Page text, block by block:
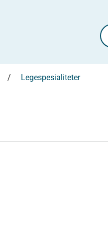
Legespesialiteter